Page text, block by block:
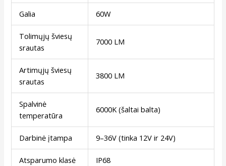
Galia 60W
Tolimųjų šviesų
srautas
7000 LM
Artimųjų šviesų
srautas
3800 LM
Spalvinė
temperatūra
6000K (šaltai balta)
Darbinė įtampa 9–36V (tinka 12V ir 24V)
Atsparumo klasė IP68